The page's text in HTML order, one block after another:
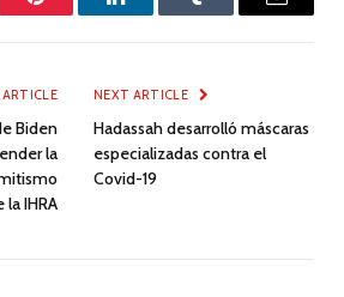
Pinterest LinkedInTumblr Email
ARTICLE
Biden
la
la IHRA
NEXT ARTICLE
Hadassah desarrolló máscaras
especializadas contra el
Covid-19